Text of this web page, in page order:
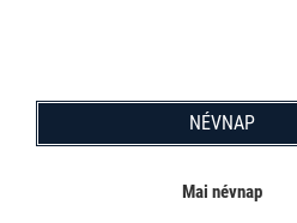
NÉVNAP
Mai névnap